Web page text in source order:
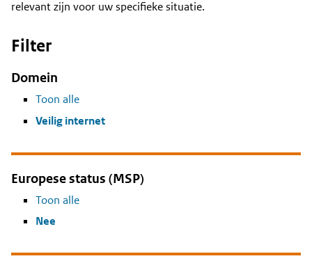
relevant zijn voor uw specifieke situatie.
Filter
Domein
Toon alle
Veilig internet
Europese status (MSP)
Toon alle
Nee